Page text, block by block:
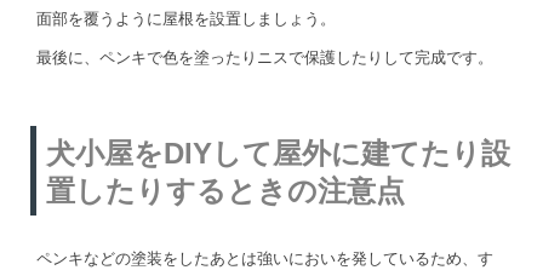
面部を覆うように屋根を設置しましょう。
最後に、ペンキで色を塗ったりニスで保護したりして完成です。
犬小屋をDIYして屋外に建てたり設
置したりするときの注意点
ペンキなどの塗装をしたあとは強いにおいを発しているため、す